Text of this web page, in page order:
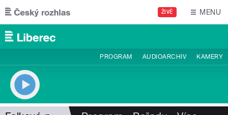
Přejít k hlavnímu obsahu
ŽIVĚ MENU
PROGRAM AUDIOARCHIV KAMERY